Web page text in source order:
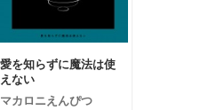
愛を知らずに魔法は使
えない
マカロニえんぴつ